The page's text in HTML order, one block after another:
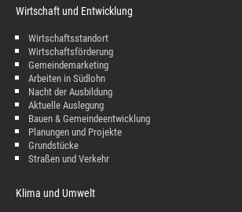
Wirtschaft und Entwicklung
Wirtschaftsstandort
Wirtschaftsförderung
Gemeindemarketing
Arbeiten in Südlohn
Nacht der Ausbildung
Aktuelle Auslegung
Bauen & Gemeindeentwicklung
Planungen und Projekte
Grundstücke
Straßen und Verkehr
Klima und Umwelt